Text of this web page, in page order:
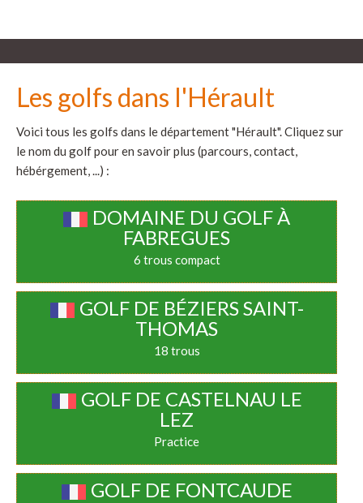
Les golfs dans l'Hérault
Voici tous les golfs dans le département "Hérault". Cliquez sur
le nom du golf pour en savoir plus (parcours, contact,
hébérgement, ...) :
DOMAINE DU GOLF À
FABREGUES
6 trous compact
GOLF DE BÉZIERS SAINT-
THOMAS
18 trous
GOLF DE CASTELNAU LE
LEZ
Practice
GOLF DE FONTCAUDE